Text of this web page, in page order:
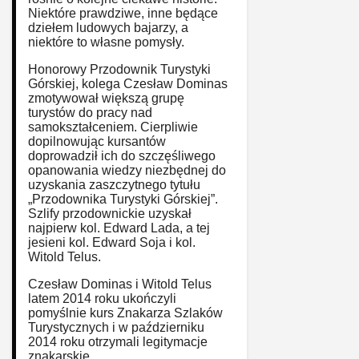
Niektóre prawdziwe, inne będące
dziełem ludowych bajarzy, a
niektóre to własne pomysły.
Honorowy Przodownik Turystyki
Górskiej, kolega Czesław Dominas
zmotywował większą grupę
turystów do pracy nad
samokształceniem. Cierpliwie
dopilnowując kursantów
doprowadził ich do szczęśliwego
opanowania wiedzy niezbędnej do
uzyskania zaszczytnego tytułu
„Przodownika Turystyki Górskiej”.
Szlify przodownickie uzyskał
najpierw kol. Edward Lada, a tej
jesieni kol. Edward Soja i kol.
Witold Telus.
Czesław Dominas i Witold Telus
latem 2014 roku ukończyli
pomyślnie kurs Znakarza Szlaków
Turystycznych i w październiku
2014 roku otrzymali legitymacje
znakarskie.